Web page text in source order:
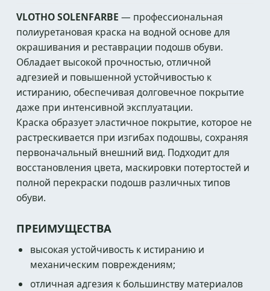
VLOTHO SOLENFARBE — профессиональная
полиуретановая краска на водной основе для
окрашивания и реставрации подошв обуви.
Обладает высокой прочностью, отличной
адгезией и повышенной устойчивостью к
истиранию, обеспечивая долговечное покрытие
даже при интенсивной эксплуатации.
Краска образует эластичное покрытие, которое не
растрескивается при изгибах подошвы, сохраняя
первоначальный внешний вид. Подходит для
восстановления цвета, маскировки потертостей и
полной перекраски подошв различных типов
обуви.
ПРЕИМУЩЕСТВА
высокая устойчивость к истиранию и
механическим повреждениям;
отличная адгезия к большинству материалов